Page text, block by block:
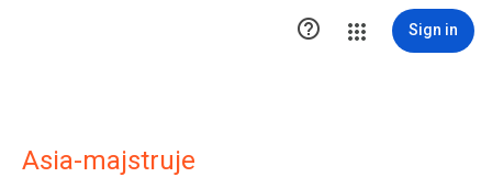
 Sign in
Asia-majstruje